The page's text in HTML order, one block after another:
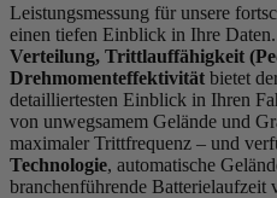
Leistungsmessung für unsere
einen tiefen Einblick in Ihre
Verteilung, Trittlauffähigkeit
Drehmomenteffektivität bietet
detailliertesten Einblick in Ihren
von unwegsamem Gelände und
maximaler Trittfrequenz – und
Technologie, automatische
branchenführende Batterielaufzeit